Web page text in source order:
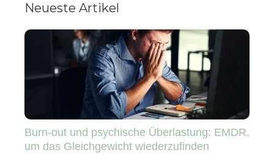
Neueste Artikel
Burn-out und psychische Überlastung: EMDR,
um das Gleichgewicht wiederzufinden